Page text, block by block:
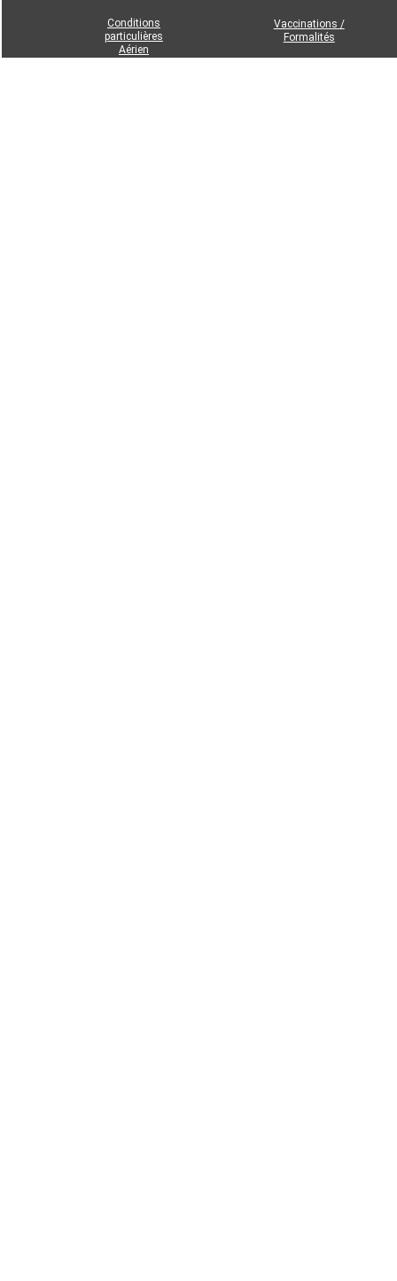
Conditions
particulières
Aérien
Vaccinations /
Formalités